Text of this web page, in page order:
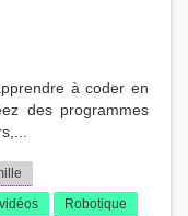
à coder en
des programmes
Robotique